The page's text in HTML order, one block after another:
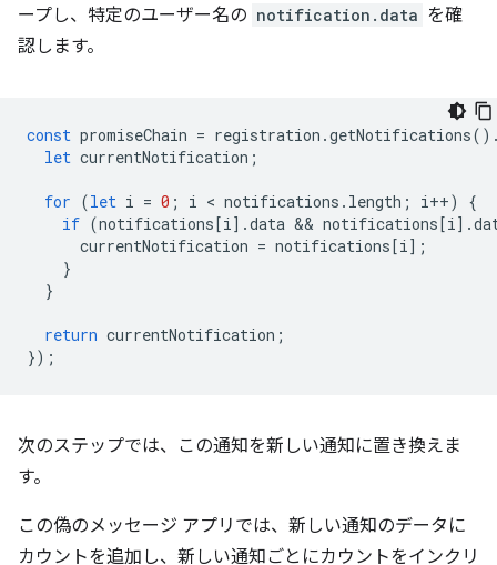
ープし、特定のユーザー名の notification.data を確
認します。
const promiseChain = registration .getNotifications
let currentNotification ;
for (let i = 0 ; i < notifications . length ; i++)
{
if (notifications[i].data && notifications[i].
currentNotification = notifications[i];
}
}
return currentNotification ;
});
次のステップでは、この通知を新しい通知に置き換えま
す。
この偽のメッセージ アプリでは、新しい通知のデータに
カウントを追加し、新しい通知ごとにカウントをインクリ